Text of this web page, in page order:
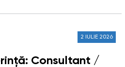
la un mediu curat,
2 IULIE 2026
Consultant /